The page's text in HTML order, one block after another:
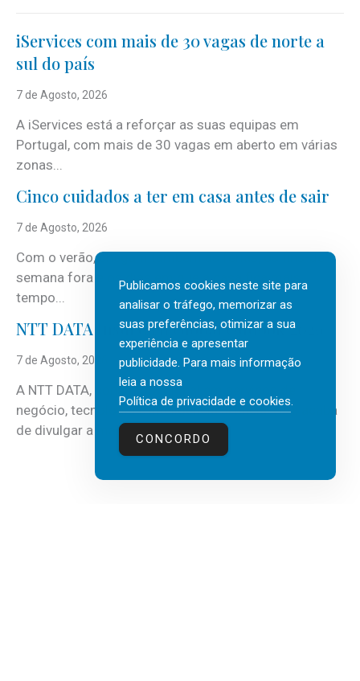
iServices com mais de 30 vagas de norte a
sul do país
7 de Agosto, 2026
A iServices está a reforçar as suas equipas em
Portugal, com mais de 30 vagas em aberto em várias
zonas...
Cinco cuidados a ter em casa antes de sair
7 de Agosto, 2026
Com o verão, chegam também as férias, os fins-de-
semana fora e os dias em que a casa fica mais
tempo...
NTT DATA Insurtech Global Outlook 2026
7 de Agosto, 2026
A NTT DATA, consultora global em serviços de
negócio, tecnologia e inteligência artificial (IA), acaba
de divulgar a mais recente...
Publicamos cookies neste site para
analisar o tráfego, memorizar as
suas preferências, otimizar a sua
experiência e apresentar
publicidade. Para mais informação
leia a nossa
Política de privacidade e cookies.
CONCORDO